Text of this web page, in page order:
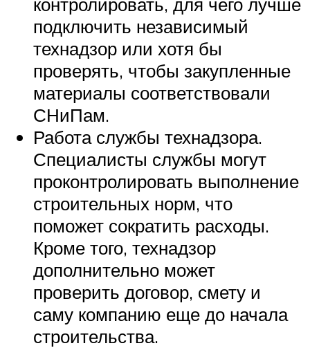
подключить независимый
технадзор или хотя бы
проверять, чтобы закупленные
материалы соответствовали
СНиПам.
Работа службы технадзора.
Специалисты службы могут
проконтролировать выполнение
строительных норм, что
поможет сократить расходы.
Кроме того, технадзор
дополнительно может
проверить договор, смету и
саму компанию еще до начала
строительства.